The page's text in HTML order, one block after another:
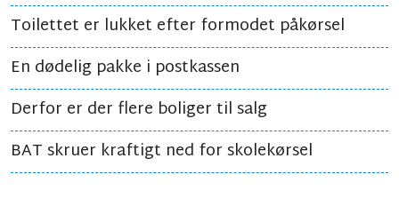
Toilettet er lukket efter formodet påkørsel
En dødelig pakke i postkassen
Derfor er der flere boliger til salg
BAT skruer kraftigt ned for skolekørsel